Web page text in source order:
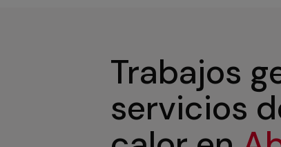
Trabajos
servicios